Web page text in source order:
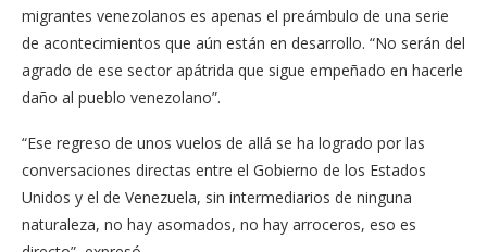
migrantes venezolanos es apenas el preámbulo de una serie
de acontecimientos que aún están en desarrollo. “No serán del
agrado de ese sector apátrida que sigue empeñado en hacerle
daño al pueblo venezolano”.
“Ese regreso de unos vuelos de allá se ha logrado por las
conversaciones directas entre el Gobierno de los Estados
Unidos y el de Venezuela, sin intermediarios de ninguna
naturaleza, no hay asomados, no hay arroceros, eso es